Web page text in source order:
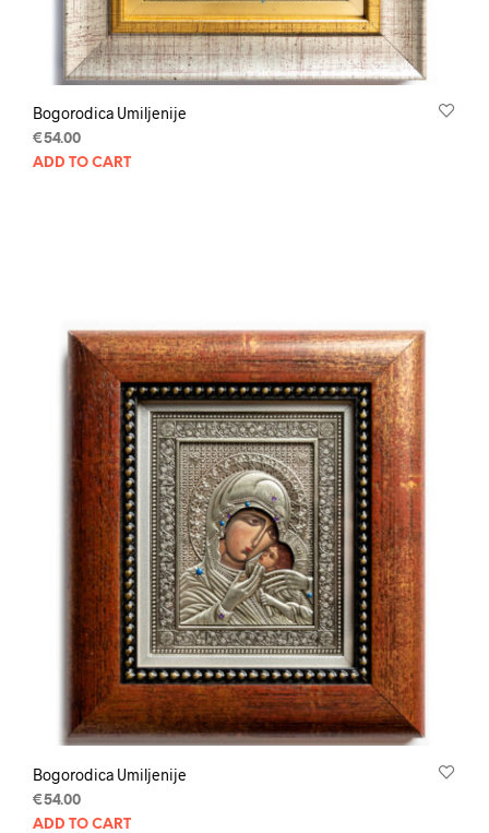
Bogorodica Umiljenije
€54.00
ADD TO CART
Bogorodica Umiljenije
€54.00
ADD TO CART